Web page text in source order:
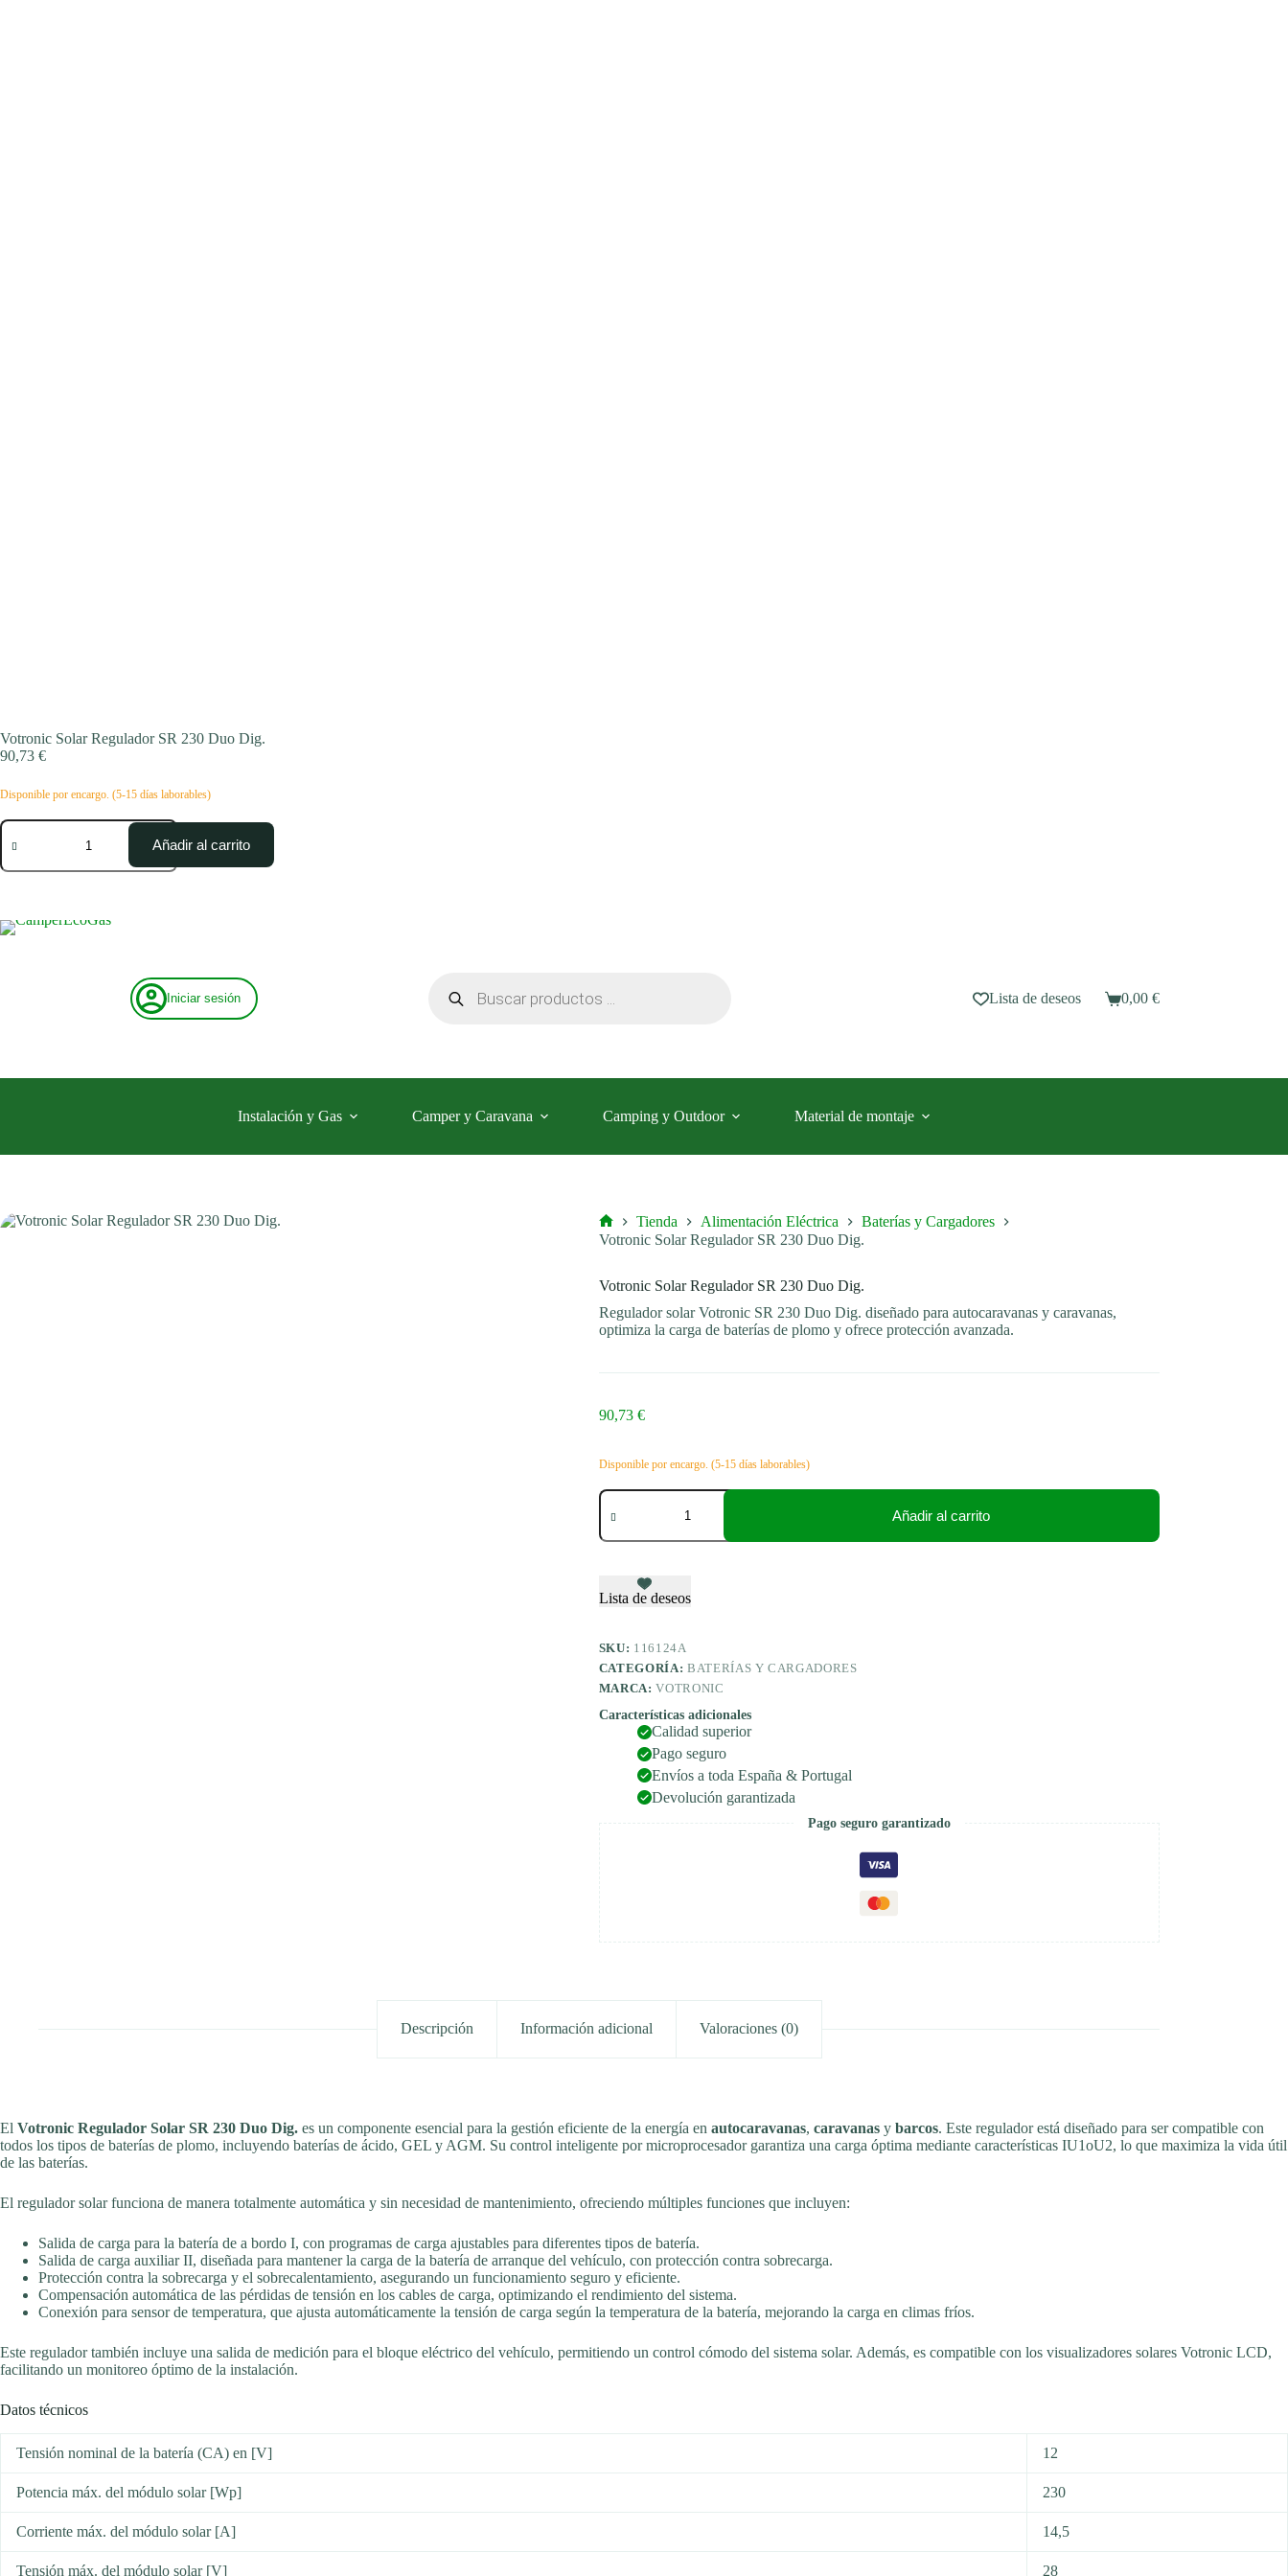
Votronic Solar Regulador SR 230 Duo Dig.
90,73 €
Disponible por encargo. (5-15 días laborables)
Votronic
Solar
SR
Dig.
cantidad
Añadir al carrito
Iniciar sesión
productos
Lista de deseos
Carro
0,00 €
Instalación y Gas Camper y Caravana Camping y Outdoor Material de montaje
Inicio
Tienda Alimentación Eléctrica
Baterías y Cargadores
Votronic Solar Regulador SR 230 Duo Dig.
Votronic Solar Regulador SR 230 Duo Dig.
Regulador solar Votronic SR 230 Duo Dig. diseñado para autocaravanas y caravanas,
optimiza la carga de baterías de plomo y ofrece protección avanzada.
90,73 €
Disponible por encargo. (5-15 días laborables)
Votronic
Solar
SR
Dig.
Añadir al carrito
Lista de deseos
SKU: 116124A
CATEGORÍA: BATERÍAS Y CARGADORES
MARCA:VOTRONIC
Características adicionales
Calidad superior
Pago seguro
Envíos a toda España & Portugal
Devolución garantizada
Pago seguro garantizado
Descripción Información adicional Valoraciones (0)
El Votronic Regulador Solar SR 230 Duo Dig. es un componente esencial para la gestión eficiente de la energía en autocaravanas, caravanas y barcos. Este regulador está diseñado para ser compatible con
todos los tipos de baterías de plomo, incluyendo baterías de ácido, GEL y AGM. Su control inteligente por microprocesador garantiza una carga óptima mediante características IU1oU2, lo que maximiza la vida útil
de las baterías.
El regulador solar funciona de manera totalmente automática y sin necesidad de mantenimiento, ofreciendo múltiples funciones que incluyen:
Salida de carga para la batería de a bordo I, con programas de carga ajustables para diferentes tipos de batería.
Salida de carga auxiliar II, diseñada para mantener la carga de la batería de arranque del vehículo, con protección contra sobrecarga.
Protección contra la sobrecarga y el sobrecalentamiento, asegurando un funcionamiento seguro y eficiente.
Compensación automática de las pérdidas de tensión en los cables de carga, optimizando el rendimiento del sistema.
Conexión para sensor de temperatura, que ajusta automáticamente la tensión de carga según la temperatura de la batería, mejorando la carga en climas fríos.
Este regulador también incluye una salida de medición para el bloque eléctrico del vehículo, permitiendo un control cómodo del sistema solar. Además, es compatible con los visualizadores solares Votronic LCD,
facilitando un monitoreo óptimo de la instalación.
Datos técnicos
Tensión nominal de la batería (CA) en [V] 12
Potencia máx. del módulo solar [Wp] 230
Corriente máx. del módulo solar [A] 14,5
Tensión máx. del módulo solar [V] 28